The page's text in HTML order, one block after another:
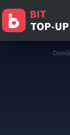
Domů